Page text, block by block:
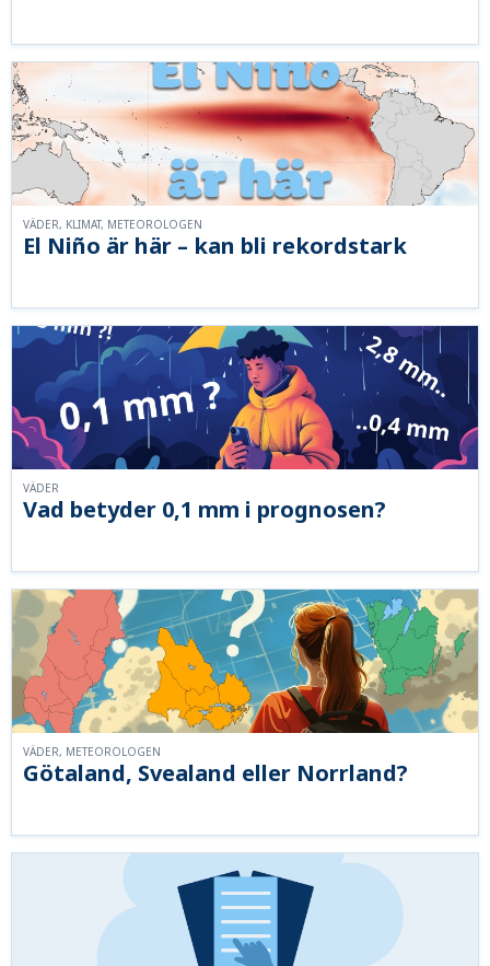
El Niño är här – kan bli rekordstark
VÄDER, KLIMAT, METEOROLOGEN
Vad betyder 0,1 mm i prognosen?
VÄDER
Götaland, Svealand eller Norrland?
VÄDER, METEOROLOGEN